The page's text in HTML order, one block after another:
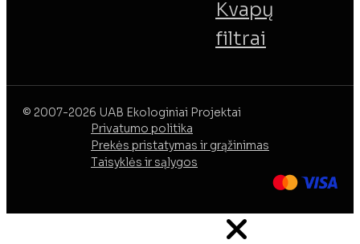
Kvapų
filtrai
© 2007-2026 UAB Ekologiniai Projektai
Privatumo politika
Prekės pristatymas ir grąžinimas
Taisyklės ir sąlygos